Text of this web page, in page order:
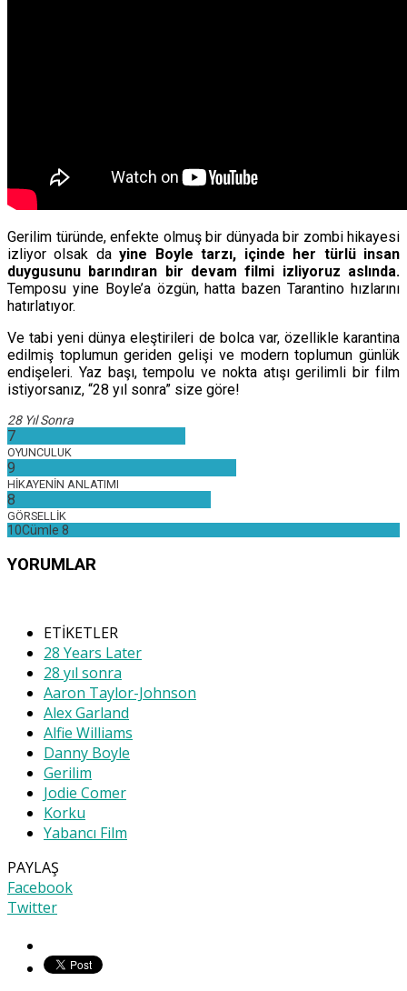
Gerilim türünde, enfekte olmuş bir dünyada bir zombi hikayesi
izliyor olsak dayine Boyle tarzı, içinde her türlü insan
duygusunu barındıran bir devam filmi izliyoruz aslında.
Temposu yine Boyle’a özgün, hatta bazen Tarantino hızlarını
hatırlatıyor.
Ve tabi yeni dünya eleştirileri de bolca var, özellikle karantina
edilmiş toplumun geriden gelişi ve modern toplumun günlük
endişeleri. Yaz başı, tempolu ve nokta atışı gerilimli bir film
istiyorsanız, “28 yıl sonra” size göre!
28 Yıl Sonra
7
OYUNCULUK
9
HİKAYENİN ANLATIMI
8
GÖRSELLİK
10Cümle 8
YORUMLAR
ETİKETLER
28 Years Later
28 yıl sonra
Aaron Taylor-Johnson
Alex Garland
Alfie Williams
Danny Boyle
Gerilim
Jodie Comer
Korku
Yabancı Film
PAYLAŞ
Facebook
Twitter